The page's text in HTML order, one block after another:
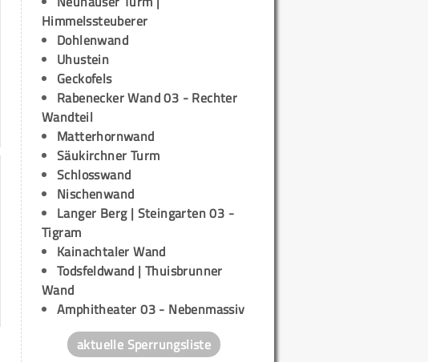
Himmelssteuberer
Dohlenwand
Uhustein
Geckofels
Rabenecker Wand 03 - Rechter
Wandteil
Matterhornwand
Säukirchner Turm
Schlosswand
Nischenwand
Langer Berg | Steingarten 03 -
Tigram
Kainachtaler Wand
Todsfeldwand | Thuisbrunner
Wand
Amphitheater 03 - Nebenmassiv
aktuelle Sperrungsliste